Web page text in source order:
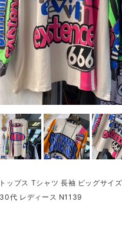
ップス Tシャツ 長袖 ビッグサイ
代 レディース N1139